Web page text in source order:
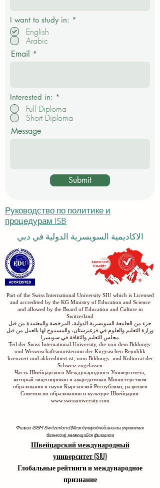
I want to study in: *
English
Arabic
Email
Interested in: *
Full Diploma
Short Diploma
Message
Submit
Руководство по политике и
процедурам ISB
الاكاديمية السويسرية الدولية في دبي
Part of the Swiss International University SIU which is Licensed
and accredited by the KG Ministry of Education and Science
and allowed by the Board of Education and Culture in
Switzerland
جزء من الجامعة السويسرية الدولية، المرخصة والمعتمدة من قبل
وزارة التعليم والعلوم في قرغيزستان، والمسموح لها بالعمل من قبل
مجلس التعليم والثقافة في سويسرا
Teil der Swiss International University, die von dem Bildungs-
und Wissenschaftsministerium der Kirgisischen Republik
lizenziert und akkreditiert ist, vom Bildungs- und Kulturrat der
Schweiz zugelassen
Часть Швейцарского Международного Университета,
который лицензирован и аккредитован Министерством
образования и науки Кыргызской Республики, разрешен
Советом по образованию и культуре Швейцарии
www.swissuniversity.com
Филиал ISBM Switzerland (Международной школы управления
бизнесом), являющийся филиалом
Швейцарский международный
университет (SIU)
Глобальные рейтинги и международное
признание